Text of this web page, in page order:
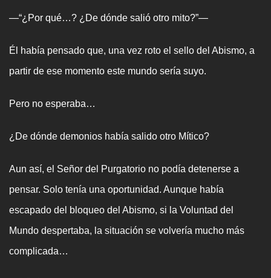
—“¿Por qué…? ¿De dónde salió otro mito?”—
Él había pensado que, una vez roto el sello del Abismo, a
partir de ese momento este mundo sería suyo.
Pero no esperaba…
¿De dónde demonios había salido otro Mítico?
Aun así, el Señor del Purgatorio no podía detenerse a
pensar. Solo tenía una oportunidad. Aunque había
escapado del bloqueo del Abismo, si la Voluntad del
Mundo despertaba, la situación se volvería mucho más
complicada…